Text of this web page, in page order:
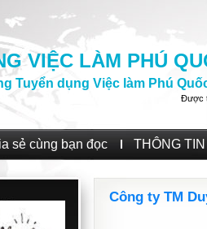
VIỆC LÀM PHÚ
Tuyển dụng Việc làm Phú
Được
sẻ cùng bạn đọc THÔNG
Công ty TM